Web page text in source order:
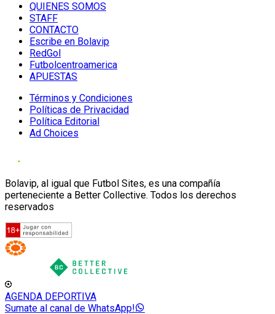
QUIENES SOMOS
STAFF
CONTACTO
Escribe en Bolavip
RedGol
Futbolcentroamerica
APUESTAS
Términos y Condiciones
Políticas de Privacidad
Política Editorial
Ad Choices
Bolavip, al igual que Futbol Sites, es una compañía
perteneciente a Better Collective. Todos los derechos
reservados
AGENDA DEPORTIVA
Sumate al canal de WhatsApp!